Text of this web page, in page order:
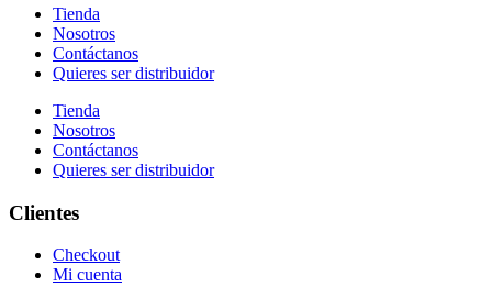
Tienda
Nosotros
Contáctanos
Quieres ser distribuidor
Tienda
Nosotros
Contáctanos
Quieres ser distribuidor
Clientes
Checkout
Mi cuenta